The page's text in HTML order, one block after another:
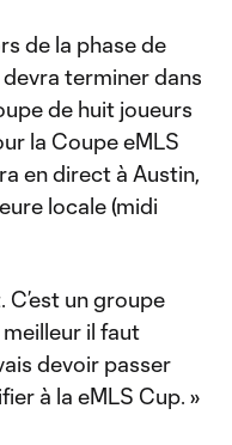
de la phase de
devra terminer dans
de huit joueurs
la Coupe eMLS
en direct à Austin,
locale (midi
un groupe
il faut
devoir passer
à la eMLS Cup. »